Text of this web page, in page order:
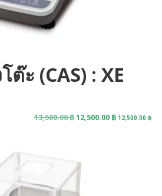
ต๊ะ (CAS) : XE
13,500.00฿Original
12,500.00 ฿Current
12,500.00฿